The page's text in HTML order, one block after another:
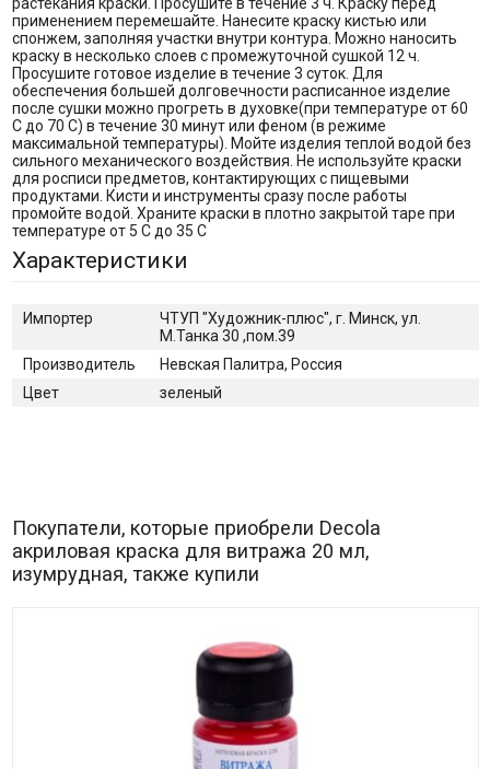
применением перемешайте. Нанесите краску кистью или
спонжем, заполняя участки внутри контура. Можно наносить
краску в несколько слоев с промежуточной сушкой 12 ч.
Просушите готовое изделие в течение 3 суток. Для
обеспечения большей долговечности расписанное изделие
после сушки можно прогреть в духовке(при температуре от 60
С до 70 С) в течение 30 минут или феном (в режиме
максимальной температуры). Мойте изделия теплой водой без
сильного механического воздействия. Не используйте краски
для росписи предметов, контактирующих с пищевыми
продуктами. Кисти и инструменты сразу после работы
промойте водой. Храните краски в плотно закрытой таре при
температуре от 5 С до 35 С
Характеристики
Импортер
ЧТУП "Художник-плюс", г. Минск, ул.
М.Танка 30 ,пом.39
Производитель
Невская Палитра, Россия
Цвет
зеленый
Покупатели, которые приобрели Decola
акриловая краска для витража 20 мл,
изумрудная, также купили